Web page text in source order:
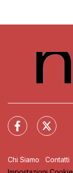
Chi Siamo Contatti